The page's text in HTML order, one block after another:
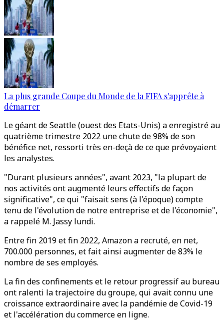
La plus grande Coupe du Monde de la FIFA s'apprête à
démarrer
Le géant de Seattle (ouest des Etats-Unis) a enregistré au
quatrième trimestre 2022 une chute de 98% de son
bénéfice net, ressorti très en-deçà de ce que prévoyaient
les analystes.
"Durant plusieurs années", avant 2023, "la plupart de
nos activités ont augmenté leurs effectifs de façon
significative", ce qui "faisait sens (à l'époque) compte
tenu de l'évolution de notre entreprise et de l'économie",
a rappelé M. Jassy lundi.
Entre fin 2019 et fin 2022, Amazon a recruté, en net,
700.000 personnes, et fait ainsi augmenter de 83% le
nombre de ses employés.
La fin des confinements et le retour progressif au bureau
ont ralenti la trajectoire du groupe, qui avait connu une
croissance extraordinaire avec la pandémie de Covid-19
et l'accélération du commerce en ligne.